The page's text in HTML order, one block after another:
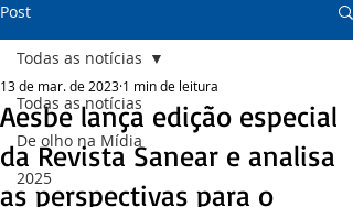
Post
Todas as notícias
De olho na Mídia
2025
Todas as notícias
Aesbe lança edição especial
da Revista Sanear e analisa
as perspectivas para o
13 de mar. de 2023 1 min de leitura